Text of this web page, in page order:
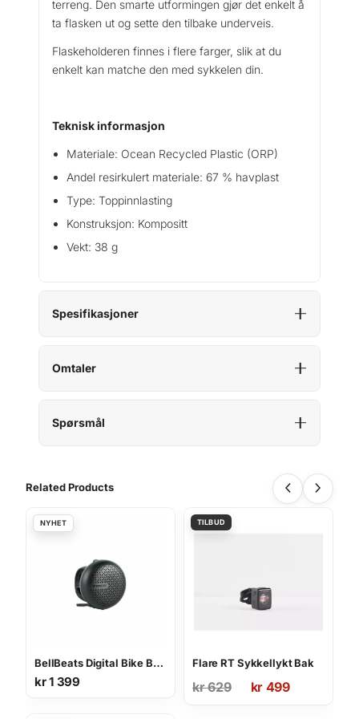
terreng. Den smarte utformingen gjør det enkelt å
ta flasken ut og sette den tilbake underveis.
Flaskeholderen finnes i flere farger, slik at du
enkelt kan matche den med sykkelen din.
Teknisk informasjon
Materiale: Ocean Recycled Plastic (ORP)
Andel resirkulert materiale: 67 % havplast
Type: Toppinnlasting
Konstruksjon: Kompositt
Vekt: 38 g
Spesifikasjoner
Omtaler
Spørsmål
Related Products
BellBeats Digital Bike Bell and Speaker
kr1 399
Flare RT Sykkellykt Bak
kr629
Opprinnelig
kr 499
Nåværende